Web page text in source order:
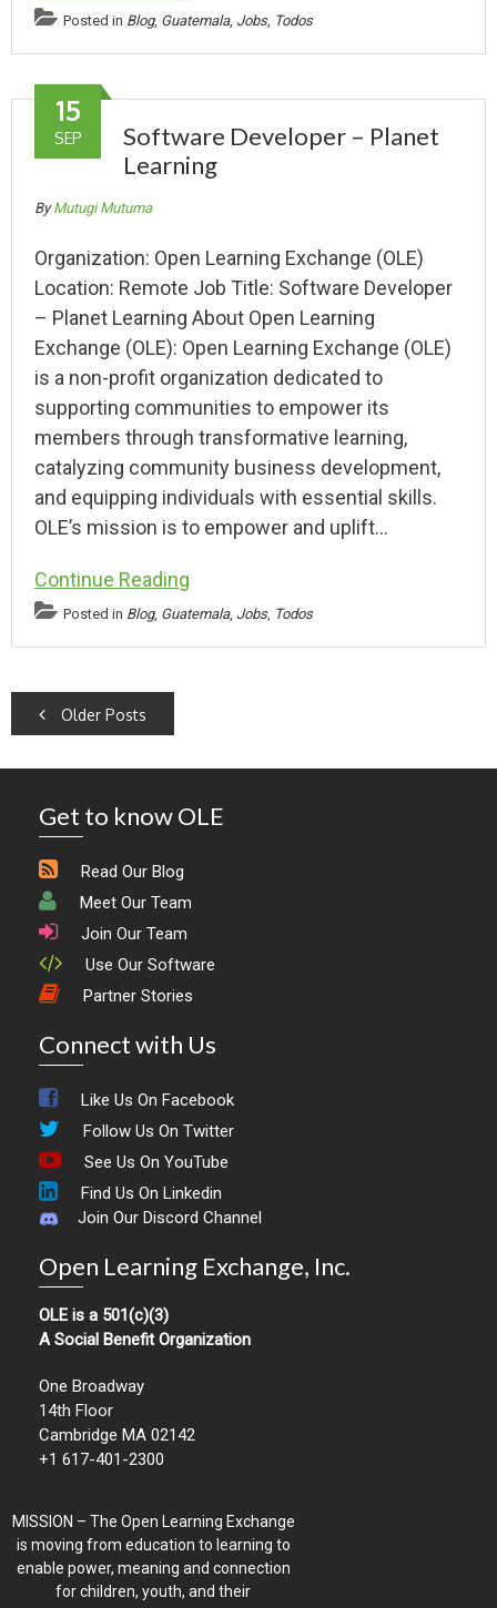
Posted in Blog, Guatemala, Jobs, Todos
Software Developer – Planet
Learning
15
SEP
ByMutugi Mutuma
Organization: Open Learning Exchange (OLE)
Location: Remote Job Title: Software Developer
– Planet Learning About Open Learning
Exchange (OLE): Open Learning Exchange (OLE)
is a non-profit organization dedicated to
supporting communities to empower its
members through transformative learning,
catalyzing community business development,
and equipping individuals with essential skills.
OLE’s mission is to empower and uplift…
Continue Reading
Posted in Blog, Guatemala, Jobs, Todos
Posts
navigation
Older Posts
Get to know OLE
Read Our Blog
Meet Our Team
Join Our Team
Use Our Software
Partner Stories
Connect with Us
Like Us On Facebook
Follow Us On Twitter
See Us On YouTube
Find Us On Linkedin
Join Our Discord Channel
Open Learning Exchange, Inc.
OLE is a 501(c)(3)
A Social Benefit Organization
One Broadway
14th Floor
Cambridge MA 02142
+1 617-401-2300
MISSION – The Open Learning Exchange
is moving from education to learning to
enable power, meaning and connection
for children, youth, and their